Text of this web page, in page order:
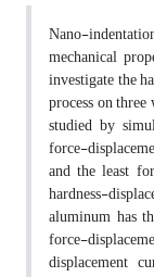
Nano-
mechanical
investigate the
process on
studied by
force-
and the least
hardness-
aluminum has
force-
displacement